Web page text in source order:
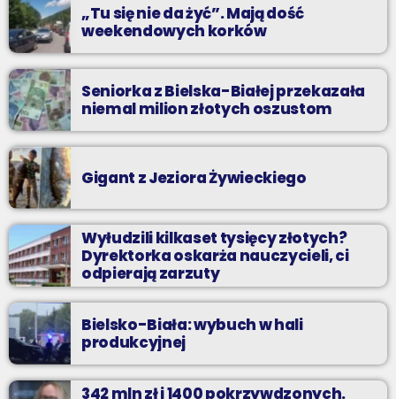
„Tu się nie da żyć”. Mają dość
weekendowych korków
Seniorka z Bielska-Białej przekazała
niemal milion złotych oszustom
Gigant z Jeziora Żywieckiego
Wyłudzili kilkaset tysięcy złotych?
Dyrektorka oskarża nauczycieli, ci
odpierają zarzuty
Bielsko-Biała: wybuch w hali
produkcyjnej
342 mln zł i 1400 pokrzywdzonych.